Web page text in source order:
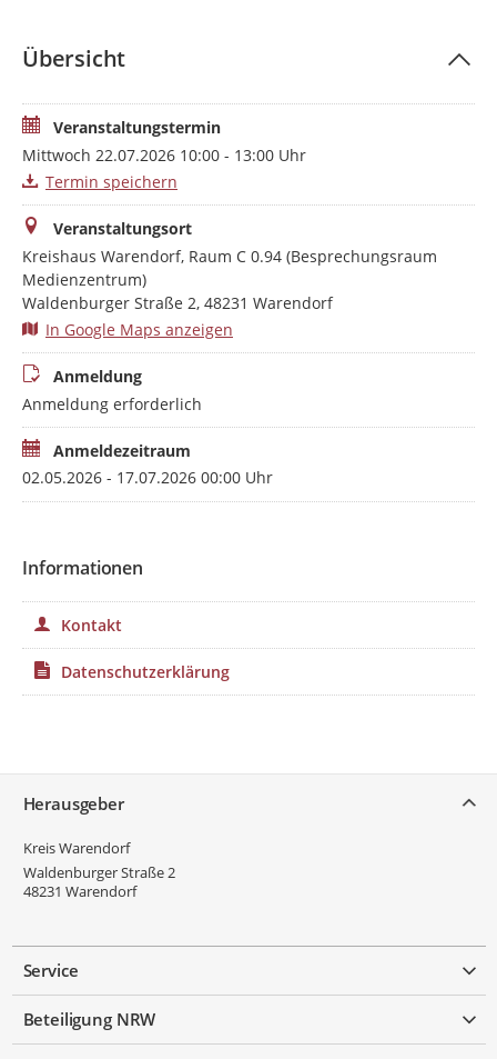
Übersicht
Veranstaltungstermin
Mittwoch 22.07.2026 10:00 - 13:00 Uhr
Termin speichern
Veranstaltungsort
Kreishaus Warendorf, Raum C 0.94 (Besprechungsraum
Medienzentrum)
Waldenburger Straße 2, 48231 Warendorf
In Google Maps anzeigen
Anmeldung
Anmeldung erforderlich
Anmeldezeitraum
02.05.2026 - 17.07.2026 00:00 Uhr
Informationen
Kontakt
Datenschutzerklärung
Herausgeber
Kreis Warendorf
Waldenburger Straße 2
48231 Warendorf
Service
Beteiligung NRW